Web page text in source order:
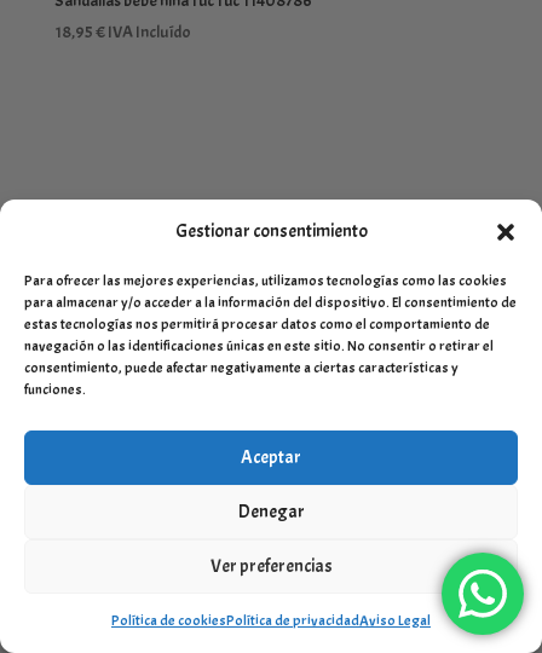
Gestionar consentimiento
Para ofrecer las mejores experiencias, utilizamos tecnologías como las cookies
para almacenar y/o acceder a la información del dispositivo. El consentimiento de
estas tecnologías nos permitirá procesar datos como el comportamiento de
navegación o las identificaciones únicas en este sitio. No consentir o retirar el
consentimiento, puede afectar negativamente a ciertas características y
funciones.
Aceptar
Denegar
Ver preferencias
Política de cookiesPolítica de privacidadAviso Legal
18,95€IVA Incluído
Zapatos bebé niño Tuc Tuc 11408937